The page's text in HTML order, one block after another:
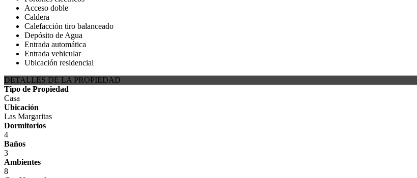
Acceso doble
Caldera
Calefacción tiro balanceado
Depósito de Agua
Entrada automática
Entrada vehicular
Ubicación residencial
DETALLES DE LA PROPIEDAD
Tipo de Propiedad
Casa
Ubicación
Las Margaritas
Dormitorios
4
Baños
3
Ambientes
8